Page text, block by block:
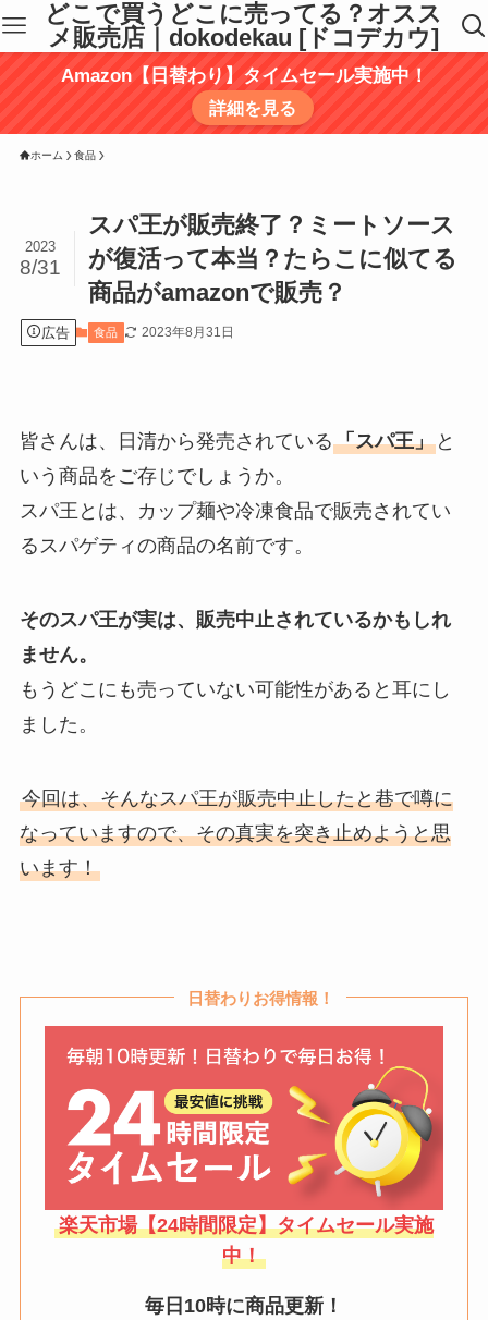
どこで買うどこに売ってる？オスス
メ販売店｜dokodekau [ドコデカウ]
Amazon【日替わり】タイムセール実施中！
詳細を見る
ホーム 食品
スパ王が販売終了？ミートソース
が復活って本当？たらこに似てる
商品がamazonで販売？
2023
8/31
広告 食品 2023年8月31日
皆さんは、日清から発売されている「スパ王」と
いう商品をご存じでしょうか。
スパ王とは、カップ麺や冷凍食品で販売されてい
るスパゲティの商品の名前です。
そのスパ王が実は、販売中止されているかもしれ
ません。
もうどこにも売っていない可能性があると耳にし
ました。
今回は、そんなスパ王が販売中止したと巷で噂に
なっていますので、その真実を突き止めようと思
います！
日替わりお得情報！
楽天市場【24時間限定】タイムセール実施
中！
毎日10時に商品更新！